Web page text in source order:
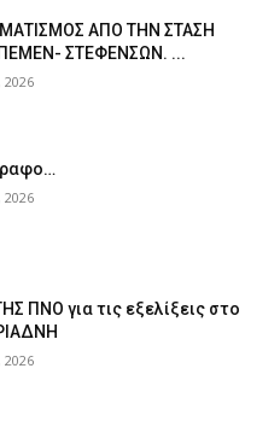
ΑΠΟ ΤΗΝ ΣΤΑΣΗ
ΣΤΕΦΕΝΣΩΝ. ...
2026
2026
ΠΝΟ για τις εξελίξεις στο
2026